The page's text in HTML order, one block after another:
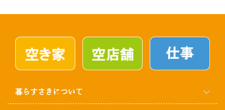
暮らすさきについて